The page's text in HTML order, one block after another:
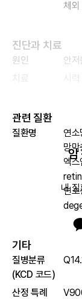
체외
진단과 치료
원인
안
치료
시
관련 질환
질환명
연
망
엑
연
기타
질병분류
(KCD 코드)
산정 특례
암
내